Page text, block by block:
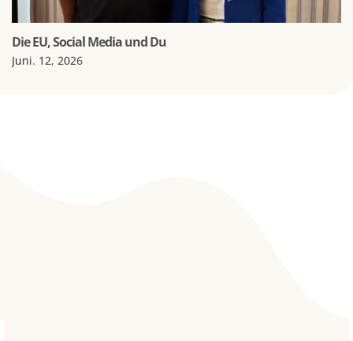
Die EU, Social Media und Du
Juni. 12, 2026